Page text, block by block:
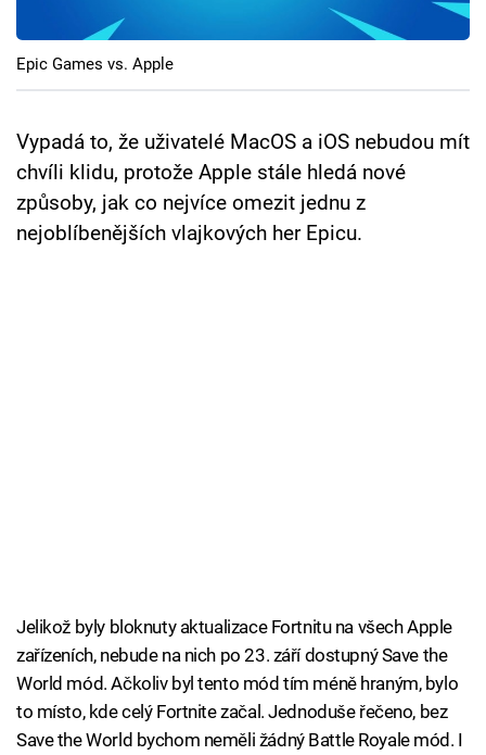
Cool Esport
Pořady
TV Program
Sledujte prima+
Přihlášení
Epic Games vs. Apple
Vypadá to, že uživatelé MacOS a iOS nebudou mít
chvíli klidu, protože Apple stále hledá nové
způsoby, jak co nejvíce omezit jednu z
nejoblíbenějších vlajkových her Epicu.
Jelikož byly bloknuty aktualizace Fortnitu na všech Apple
zařízeních, nebude na nich po 23. září dostupný Save the
World mód. Ačkoliv byl tento mód tím méně hraným, bylo
to místo, kde celý Fortnite začal. Jednoduše řečeno, bez
Save the World bychom neměli žádný Battle Royale mód. I